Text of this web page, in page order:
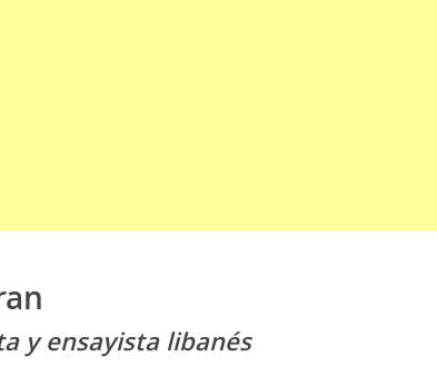
y ensayista libanés